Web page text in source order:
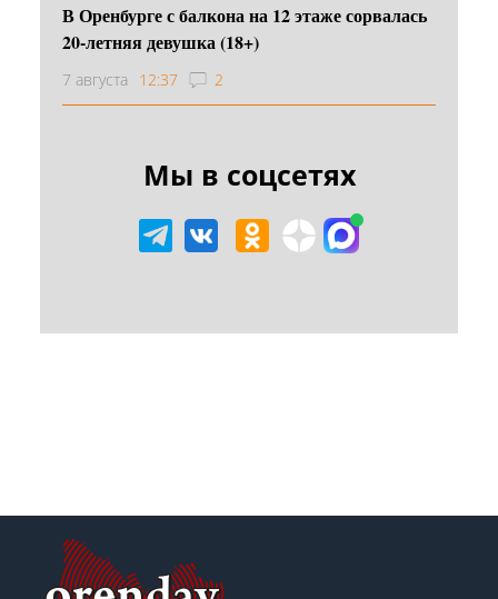
В Оренбурге с балкона на 12 этаже сорвалась
20-летняя девушка (18+)
7 августа 12:37 2
Мы в соцсетях